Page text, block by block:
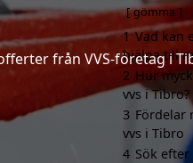
från VVS-företag i
gömma
1 Vad kan
hjälpa till
2 Hur
vvs i Tibro?
3 Fördelar
vvs i Tibro
4 Sök